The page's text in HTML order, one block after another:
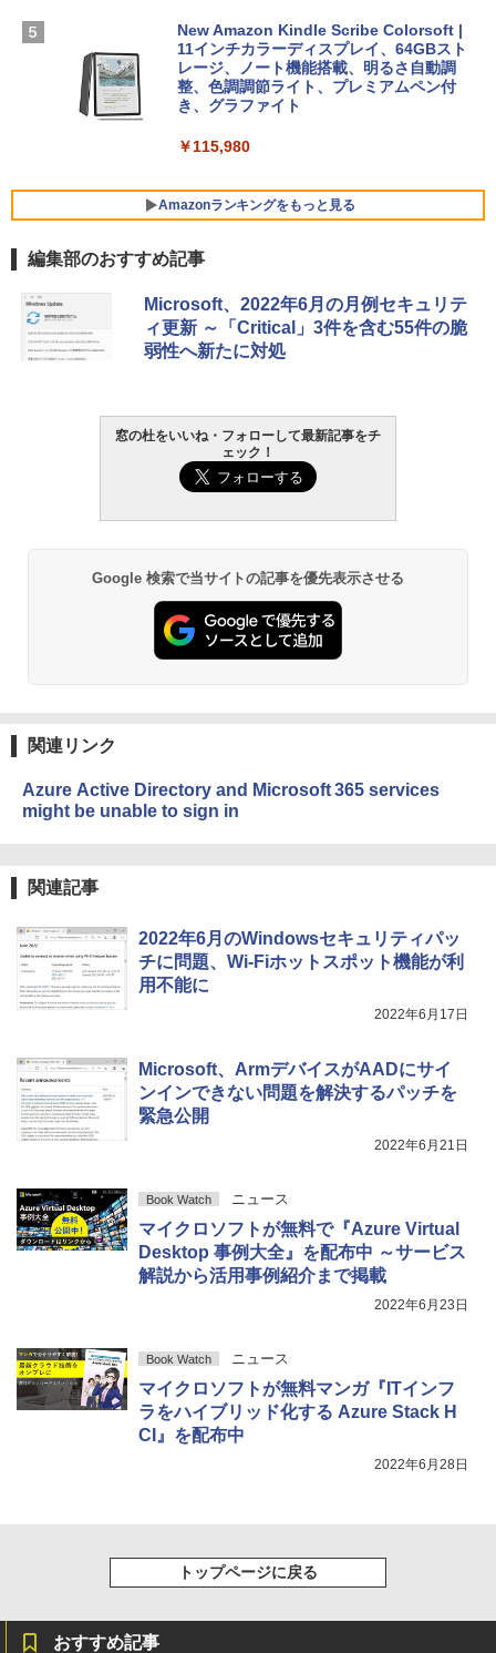
FMV ノートパソコン WE1-K3 (MS 365 P
ersonal/Copilotキー搭載/Win 11/15.6型/
Core i5/16GB/SSD 512GB/ホワイト) FM
VWK3E15W_AZ
￥3,600
New Amazon Kindle Scribe Colorsoft |
11インチカラーディスプレイ、64GBスト
レージ、ノート機能搭載、明るさ自動調
整、色調調節ライト、プレミアムペン付
き、グラファイト
￥115,980
Amazonランキングをもっと見る
編集部のおすすめ記事
Microsoft、2022年6月の月例セキュリテ
ィ更新 ～「Critical」3件を含む55件の脆
弱性へ新たに対処
窓の杜をいいね・フォローして最新記事をチ
ェック！
Google 検索で当サイトの記事を優先表示させる
関連リンク
Azure Active Directory and Microsoft 365 services
might be unable to sign in
関連記事
2022年6月のWindowsセキュリティパッ
チに問題、Wi-Fiホットスポット機能が利
用不能に
2022年6月17日
Microsoft、ArmデバイスがAADにサイ
ンインできない問題を解決するパッチを
緊急公開
2022年6月21日
Book Watch ニュース
マイクロソフトが無料で『Azure Virtual
Desktop 事例大全』を配布中 ～サービス
解説から活用事例紹介まで掲載
2022年6月23日
Book Watch ニュース
マイクロソフトが無料マンガ『ITインフ
ラをハイブリッド化する Azure Stack H
CI』を配布中
2022年6月28日
トップページに戻る
おすすめ記事